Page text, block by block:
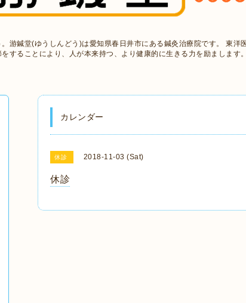
游鍼堂(ゆうしんどう)は愛知県春日井市にある鍼灸治療院です。 東洋
することにより、人が本来持つ、より健康的に生きる力を励まします。
カレンダー
休診 2018-11-03 (Sat)
休診